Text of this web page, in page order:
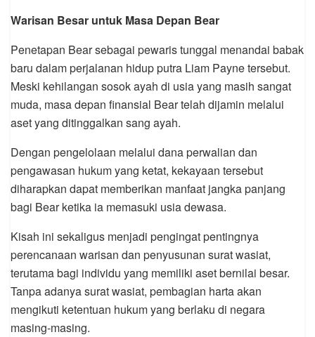
Warisan Besar untuk Masa Depan Bear
Penetapan Bear sebagai pewaris tunggal menandai babak
baru dalam perjalanan hidup putra Liam Payne tersebut.
Meski kehilangan sosok ayah di usia yang masih sangat
muda, masa depan finansial Bear telah dijamin melalui
aset yang ditinggalkan sang ayah.
Dengan pengelolaan melalui dana perwalian dan
pengawasan hukum yang ketat, kekayaan tersebut
diharapkan dapat memberikan manfaat jangka panjang
bagi Bear ketika ia memasuki usia dewasa.
Kisah ini sekaligus menjadi pengingat pentingnya
perencanaan warisan dan penyusunan surat wasiat,
terutama bagi individu yang memiliki aset bernilai besar.
Tanpa adanya surat wasiat, pembagian harta akan
mengikuti ketentuan hukum yang berlaku di negara
masing-masing.